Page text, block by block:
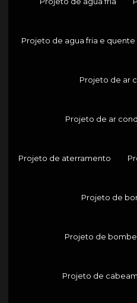
Projeto de agua fria e quente
Projeto de ar
Projeto de ar
Projeto de aterramento
Projeto de
Projeto de
Projeto de